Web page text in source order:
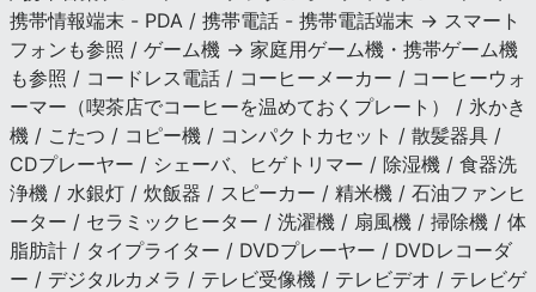
携帯情報端末 - PDA / 携帯電話 - 携帯電話端末 → スマート
フォンも参照 / ゲーム機 → 家庭用ゲーム機・携帯ゲーム機
も参照 / コードレス電話 / コーヒーメーカー / コーヒーウォ
ーマー（喫茶店でコーヒーを温めておくプレート） / 氷かき
機 / こたつ / コピー機 / コンパクトカセット / 散髪器具 /
CDプレーヤー / シェーバ、ヒゲトリマー / 除湿機 / 食器洗
浄機 / 水銀灯 / 炊飯器 / スピーカー / 精米機 / 石油ファンヒ
ーター / セラミックヒーター / 洗濯機 / 扇風機 / 掃除機 / 体
脂肪計 / タイプライター / DVDプレーヤー / DVDレコーダ
ー / デジタルカメラ / テレビ受像機 / テレビデオ / テレビゲ